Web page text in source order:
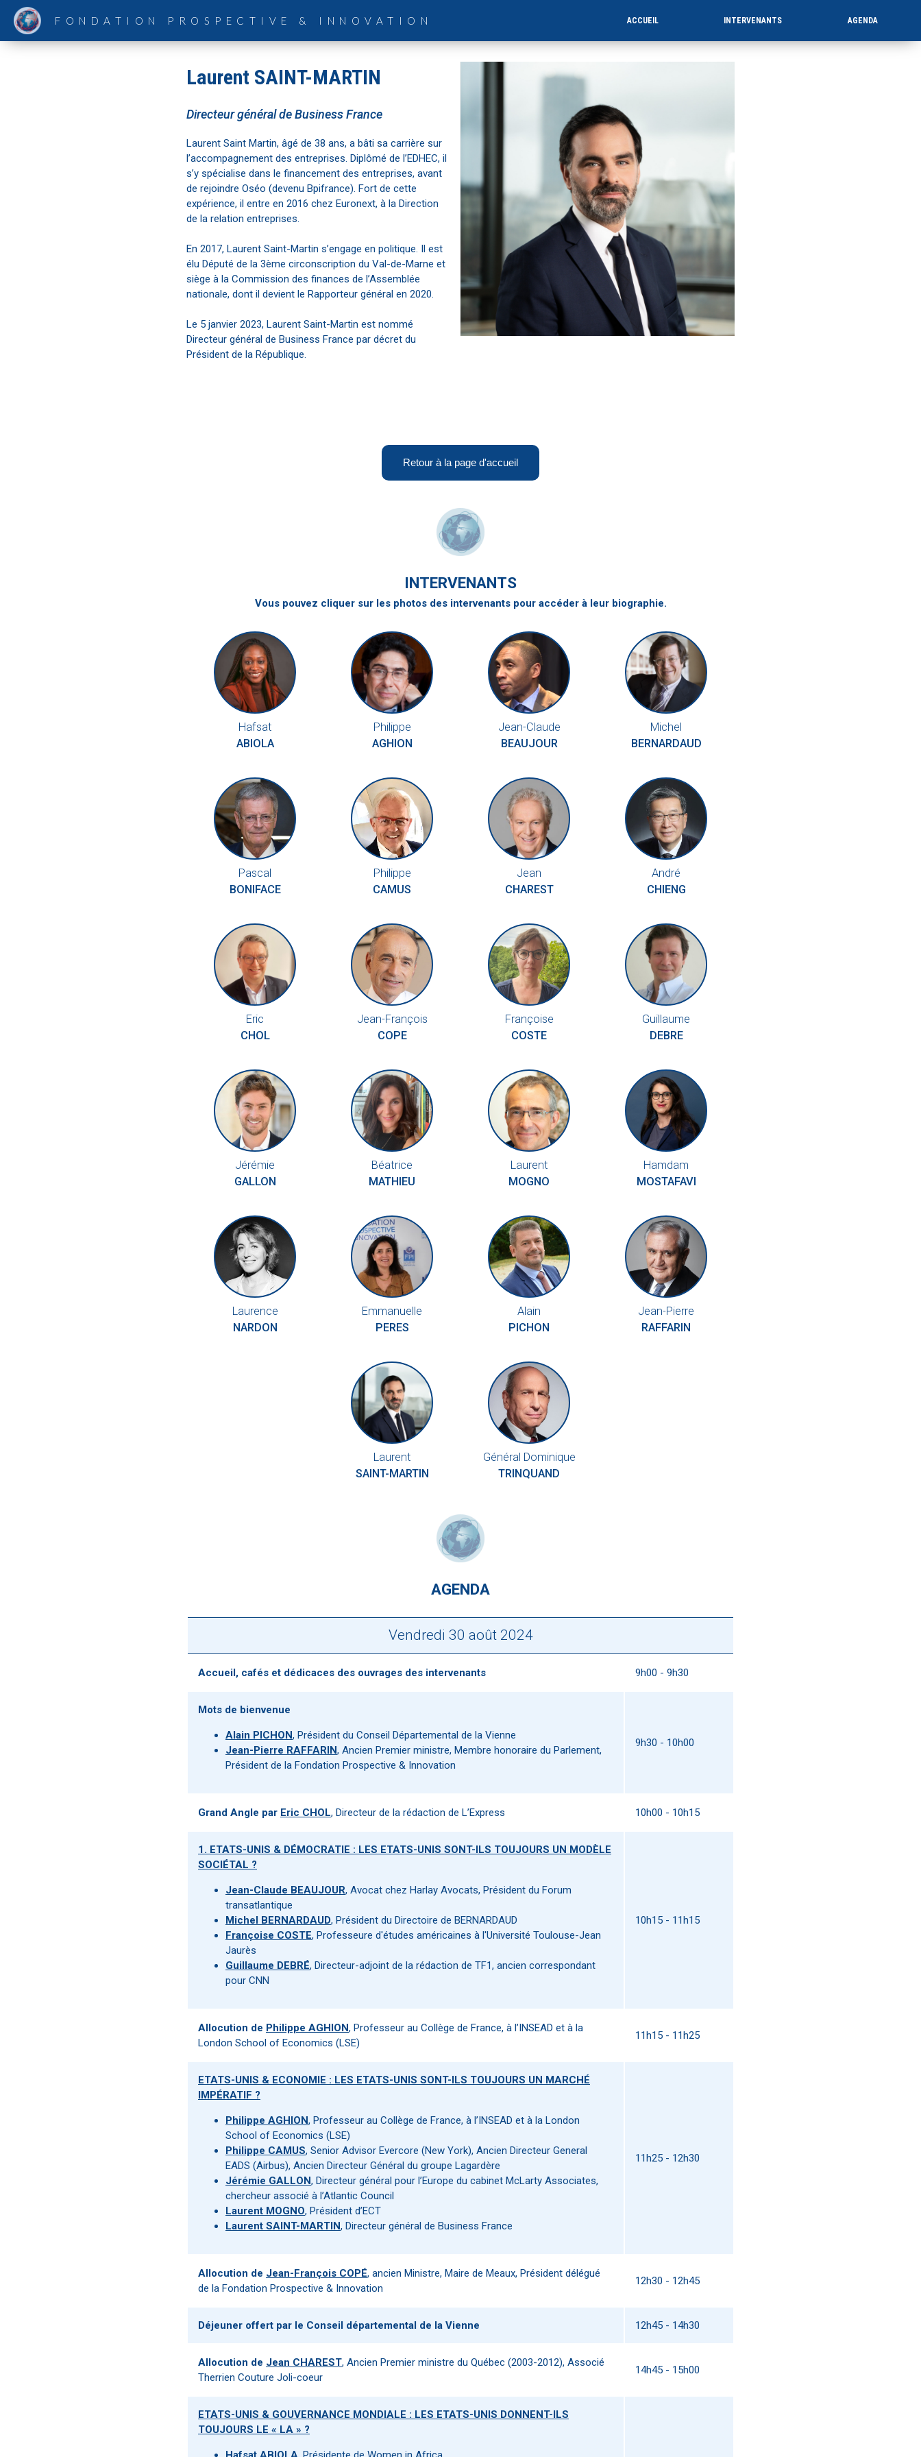
FONDATION PROSPECTIVE & INNOVATION ACCUEIL INTERVENANTS AGENDA
Laurent SAINT-MARTIN
Directeur général de Business France
Laurent Saint Martin, âgé de 38 ans, a bâti sa carrière sur
l’accompagnement des entreprises. Diplômé de l’EDHEC, il
s’y spécialise dans le financement des entreprises, avant
de rejoindre Oséo (devenu Bpifrance). Fort de cette
expérience, il entre en 2016 chez Euronext, à la Direction
de la relation entreprises.
En 2017, Laurent Saint-Martin s’engage en politique. Il est
élu Député de la 3ème circonscription du Val-de-Marne et
siège à la Commission des finances de l’Assemblée
nationale, dont il devient le Rapporteur général en 2020.
Le 5 janvier 2023, Laurent Saint-Martin est nommé
Directeur général de Business France par décret du
Président de la République.
Retour à la page d'accueil
INTERVENANTS
Vous pouvez cliquer sur les photos des intervenants pour accéder à leur biographie.
Hafsat
ABIOLA
Philippe
AGHION
Jean-Claude
BEAUJOUR
Michel
BERNARDAUD
Pascal
BONIFACE
Philippe
CAMUS
Jean
CHAREST
André
CHIENG
Eric
CHOL
Jean-François
COPE
Françoise
COSTE
Guillaume
DEBRE
Jérémie
GALLON
Béatrice
MATHIEU
Laurent
MOGNO
Hamdam
MOSTAFAVI
Laurence
NARDON
Emmanuelle
PERES
Alain
PICHON
Jean-Pierre
RAFFARIN
Laurent
SAINT-MARTIN
Général Dominique
TRINQUAND
AGENDA
Vendredi 30 août 2024
Accueil, cafés et dédicaces des ouvrages des intervenants 9h00 - 9h30
Mots de bienvenue
Alain PICHON, Président du Conseil Départemental de la Vienne
Jean-Pierre RAFFARIN, Ancien Premier ministre, Membre honoraire du Parlement,
Président de la Fondation Prospective & Innovation
9h30 - 10h00
Grand Angle par Eric CHOL, Directeur de la rédaction de L’Express 10h00 - 10h15
1. ETATS-UNIS & DÉMOCRATIE : LES ETATS-UNIS SONT-ILS TOUJOURS UN MODÈLE
SOCIÉTAL ?
Jean-Claude BEAUJOUR, Avocat chez Harlay Avocats, Président du Forum
transatlantique
Michel BERNARDAUD, Président du Directoire de BERNARDAUD
Françoise COSTE, Professeure d'études américaines à l'Université Toulouse-Jean
Jaurès
Guillaume DEBRÉ, Directeur-adjoint de la rédaction de TF1, ancien correspondant
pour CNN
10h15 - 11h15
Allocution de Philippe AGHION, Professeur au Collège de France, à l’INSEAD et à la
London School of Economics (LSE)
11h15 - 11h25
ETATS-UNIS & ECONOMIE : LES ETATS-UNIS SONT-ILS TOUJOURS UN MARCHÉ
IMPÉRATIF ?
Philippe AGHION, Professeur au Collège de France, à l’INSEAD et à la London
School of Economics (LSE)
Philippe CAMUS, Senior Advisor Evercore (New York), Ancien Directeur General
EADS (Airbus), Ancien Directeur Général du groupe Lagardère
Jérémie GALLON, Directeur général pour l’Europe du cabinet McLarty Associates,
chercheur associé à l’Atlantic Council
Laurent MOGNO, Président d’ECT
Laurent SAINT-MARTIN, Directeur général de Business France
11h25 - 12h30
Allocution de Jean-François COPÉ, ancien Ministre, Maire de Meaux, Président délégué
de la Fondation Prospective & Innovation
12h30 - 12h45
Déjeuner offert par le Conseil départemental de la Vienne 12h45 - 14h30
Allocution de Jean CHAREST, Ancien Premier ministre du Québec (2003-2012), Associé
Therrien Couture Joli-coeur
14h45 - 15h00
ETATS-UNIS & GOUVERNANCE MONDIALE : LES ETATS-UNIS DONNENT-ILS
TOUJOURS LE « LA » ?